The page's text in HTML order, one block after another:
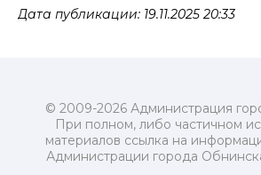
Дата публикации: 19.11.2025 20:33
© 2009-2026 Администрация
При полном, либо частичном
материалов ссылка на
Администрации города